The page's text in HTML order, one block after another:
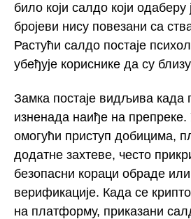
било који салдо који одаберу
бројеви нису повезани са
Растући салдо постаје
убеђује кориснике да су
Замка постаје видљива
изненада наиђе на
омогући приступ добицима,
додатне захтеве, често
безопасни кораци обраде
верификације. Када се
на платформу, приказани